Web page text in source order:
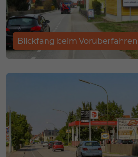
Blickfang beim Vorüberfahren